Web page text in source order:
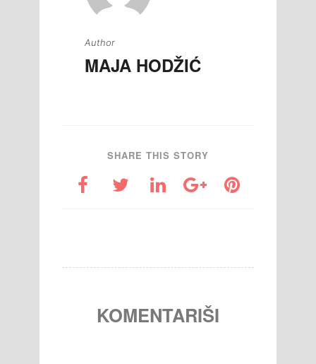
Author
MAJA HODŽIĆ
SHARE THIS STORY
KOMENTARIŠI